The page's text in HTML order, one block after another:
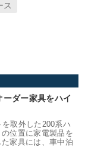
ス
ダー家具をハイ
取外した200系ハ
位置に家電製品を
家具には、車中泊